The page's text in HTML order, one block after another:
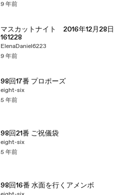
9 年前
マスカットナイト 2016年12月28日
161228
ElenaDaniel6223
9 年前
98回17番 プロポーズ
eight-six
5 年前
98回21番 ご祝儀袋
eight-six
5 年前
98回16番 水面を行くアメンボ